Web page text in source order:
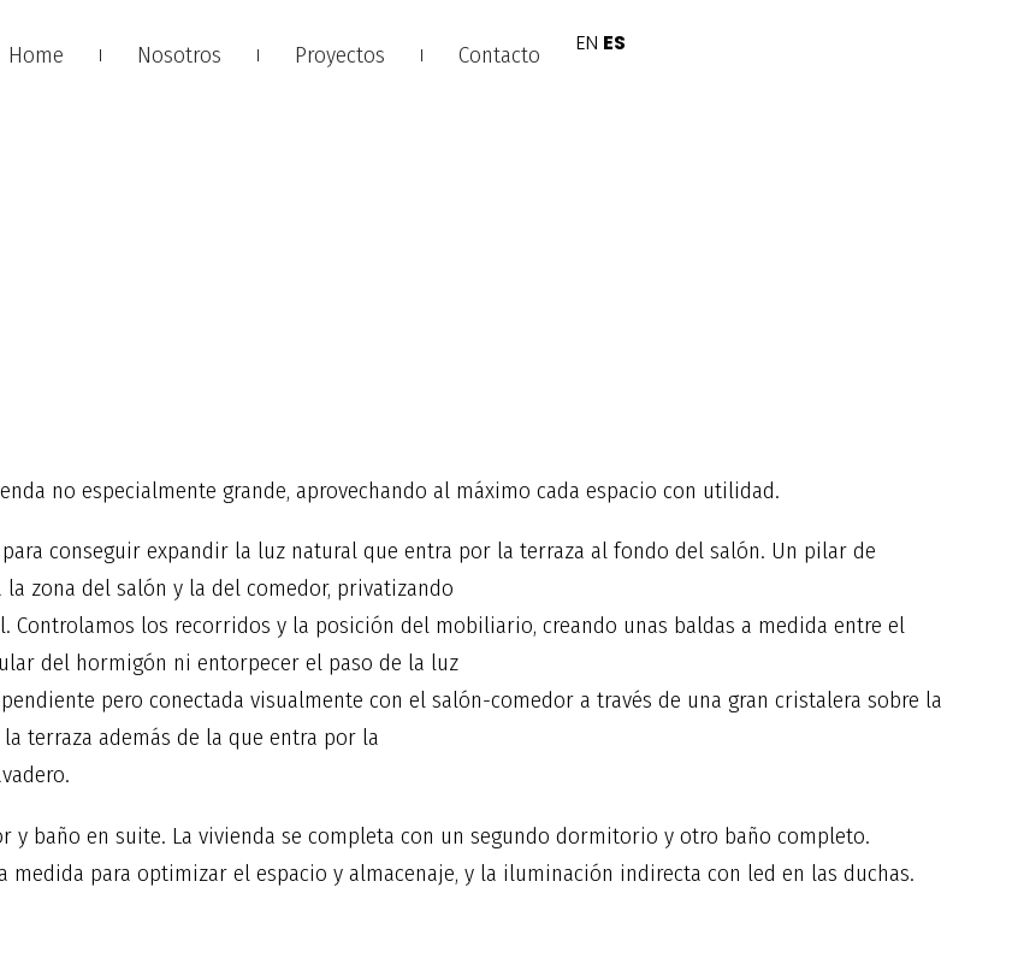
Home Nosotros Proyectos Contacto EN ES
no especialmente grande, aprovechando al máximo cada espacio con utilidad.
conseguir expandir la luz natural que entra por la terraza al fondo del salón. Un pilar de
zona del salón y la del comedor, privatizando
los recorridos y la posición del mobiliario, creando unas baldas a medida entre el
del hormigón ni entorpecer el paso de la luz
pero conectada visualmente con el salón-comedor a través de una gran cristalera sobre la
terraza además de la que entra por la
baño en suite. La vivienda se completa con un segundo dormitorio y otro baño completo.
medida para optimizar el espacio y almacenaje, y la iluminación indirecta con led en las duchas.